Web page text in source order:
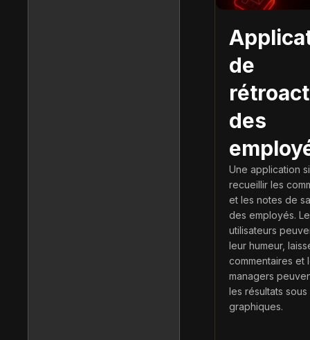
de
des
Une application
recueillir les
et les notes de
des employés.
utilisateurs
leur humeur,
commentaires et
managers
les résultats
graphiques.